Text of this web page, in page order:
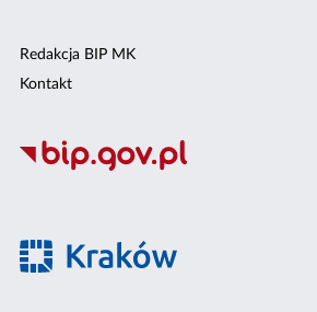
Redakcja BIP MK
Kontakt